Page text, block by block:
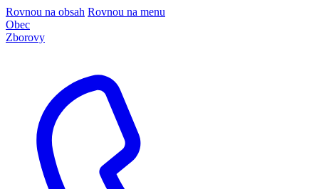
Rovnou na obsah Rovnou na menu
Obec
Zborovy